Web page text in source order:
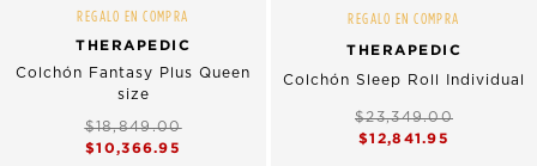
REGALO EN COMPRA
THERAPEDIC
Colchón Fantasy Plus Queen
size
$18,849.00
$10,366.95
REGALO EN COMPRA
THERAPEDIC
Colchón Sleep Roll Individual
$23,349.00
$12,841.95